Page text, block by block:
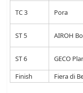
TC 3
Pora
ST 5
AIROH
ST 6
GECO
Finish
Fiera di